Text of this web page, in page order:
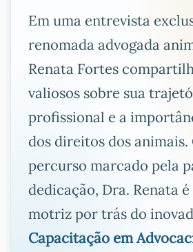
Em uma entrevista
renomada advogada
Renata Fortes
valiosos sobre sua
profissional e a
dos direitos dos animais.
percurso marcado pela
dedicação, Dra. Renata
motriz por trás do
Capacitação em